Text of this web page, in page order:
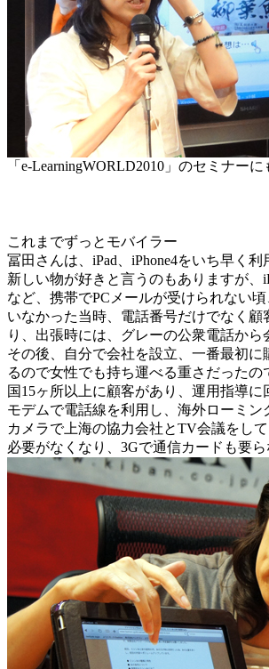
「e-LearningWORLD2010」のセミナー
これまでずっとモバイラー
冨田さんは、iPad、iPhone4をいち早く
新しい物が好きと言うのもありますが
など、携帯でPCメールが受けられない
いなかった当時、電話番号だけでなく
り、出張時には、グレーの公衆電話か
その後、自分で会社を設立、一番最初
るので女性でも持ち運べる重さだった
国15ヶ所以上に顧客があり、運用指導に
モデムで電話線を利用し、海外ローミ
カメラで上海の協力会社とTV会議をし
必要がなくなり、3Gで通信カードも要ら